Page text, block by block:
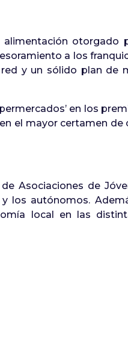
alimentación otorgado
a los
y un sólido plan de
en los
el mayor certamen
Asociaciones de
los autónomos.
local en las